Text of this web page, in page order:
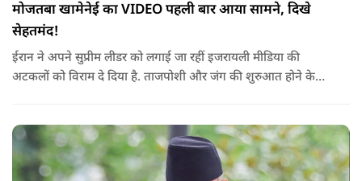
मोजतबा खामेनेई का VIDEO पहली बार आया सामने, दिखे
सेहतमंद!
ईरान ने अपने सुप्रीम लीडर को लगाई जा रहीं इजरायली मीडिया की
अटकलों को विराम दे दिया है. ताजपोशी और जंग की शुरुआत होने के